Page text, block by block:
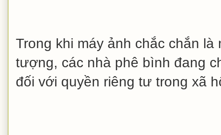
Trong khi máy ảnh chắc chắn
tượng, các nhà phê bình đang
đối với quyền riêng tư trong xã